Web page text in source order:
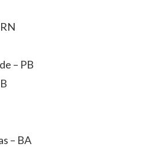
– PB
– BA